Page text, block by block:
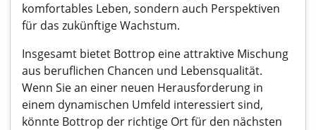
komfortables Leben, sondern auch Perspektiven
für das zukünftige Wachstum.
Insgesamt bietet Bottrop eine attraktive Mischung
aus beruflichen Chancen und Lebensqualität.
Wenn Sie an einer neuen Herausforderung in
einem dynamischen Umfeld interessiert sind,
könnte Bottrop der richtige Ort für den nächsten